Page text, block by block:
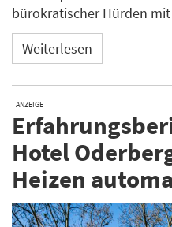
bürokratischer Hürden
Weiterlesen
ANZEIGE
Hotel
Heizen